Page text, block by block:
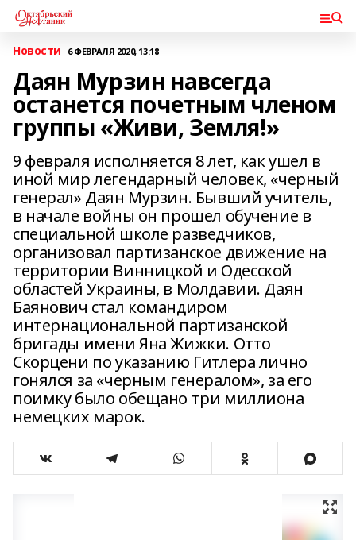
Новости 6 ФЕВРАЛЯ 2020, 13:18
Даян Мурзин навсегда
останется почетным членом
группы «Живи, Земля!»
9 февраля исполняется 8 лет, как ушел в
иной мир легендарный человек, «черный
генерал» Даян Мурзин. Бывший учитель,
в начале войны он прошел обучение в
специальной школе разведчиков,
организовал партизанское движение на
территории Винницкой и Одесской
областей Украины, в Молдавии. Даян
Баянович стал командиром
интернациональной партизанской
бригады имени Яна Жижки. Отто
Скорцени по указанию Гитлера лично
гонялся за «черным генералом», за его
поимку было обещано три миллиона
немецких марок.